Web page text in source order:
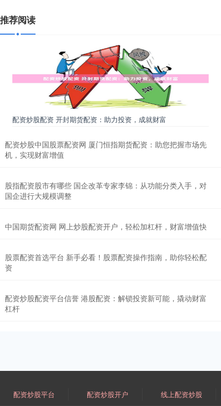
推荐阅读
配资炒股配资 开封期货配资：助力投资，成就财富
配资炒股中国股票配资网 厦门恒指期货配资：助您把握市场先
机，实现财富增值
股指配资股市有哪些 国企改革专家李锦：从功能分类入手，对
国企进行大规模调整
中国期货配资网 网上炒股配资开户，轻松加杠杆，财富增值快
股票配资首选平台 新手必看！股票配资操作指南，助你轻松配
资
配资炒股配资平台信誉 港股配资：解锁投资新可能，撬动财富
杠杆
配资炒股平台 配资炒股开户 线上配资炒股